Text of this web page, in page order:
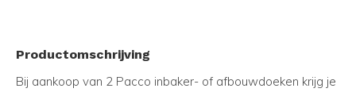
Productomschrijving
Bij aankoop van 2 Pacco inbaker- of afbouwdoeken krijg je